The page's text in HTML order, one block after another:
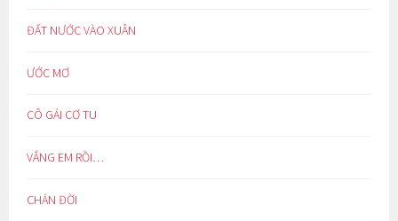
ĐẤT NƯỚC VÀO XUÂN
ƯỚC MƠ
CÔ GÁI CƠ TU
VẮNG EM RỒI…
CHÁN ĐỜI